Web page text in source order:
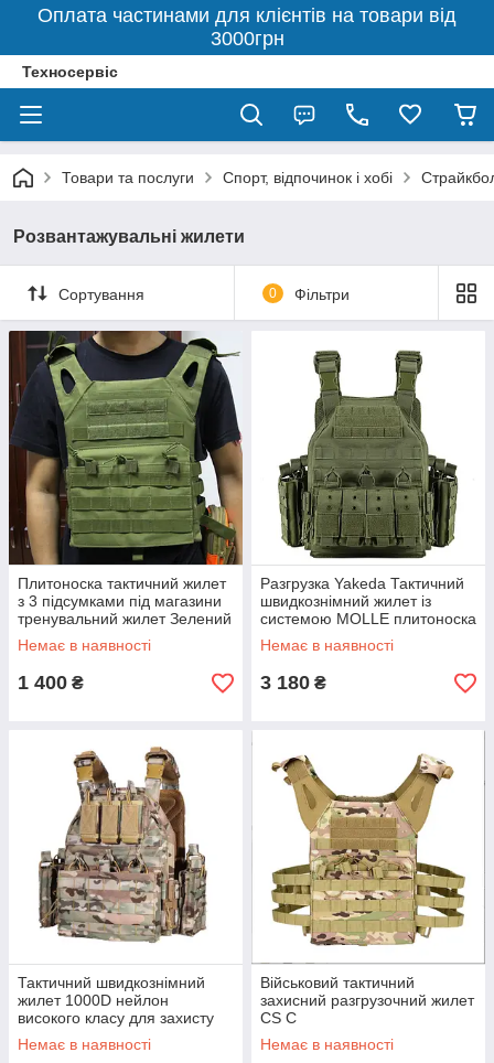
Оплата частинами для клієнтів на товари від
3000грн
Техносервіс
Товари та послуги Спорт, відпочинок і хобі
Розвантажувальні жилети
Сортування 0 Фільтри
Плитоноска тактичний жилет
з 3 підсумками під магазини
тренувальний жилет Зелений
JPC D
Немає в наявності
1 400 ₴
Разгрузка Yakeda Тактичний
швидкознімний жилет із
системою MOLLE плитоноска
1000D A
Немає в наявності
3 180 ₴
Тактичний швидкознімний
жилет 1000D нейлон
високого класу для захисту
на відкритому повітрі
Камуфляж
Немає в наявності
Військовий тактичний
захисний разгрузочний жилет
CS С
Немає в наявності